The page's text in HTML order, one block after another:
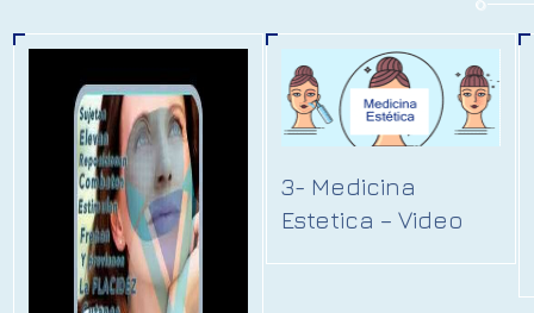
3- Medicina
Estetica – Video